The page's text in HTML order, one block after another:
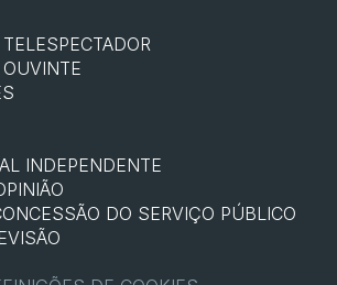
INDEPENDENTE
DO SERVIÇO PÚBLICO